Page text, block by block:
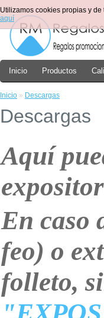
Inicio Productos
Inicio » Descargas
Descargas
Aquí
En caso
feo) o
folleto,
Utilizamos cookies propias y
aquí